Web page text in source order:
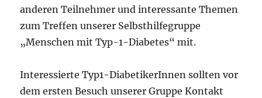
anderen Teilnehmer und interessante Themen
zum Treffen unserer Selbsthilfegruppe
„Menschen mit Typ-1-Diabetes“ mit.
Interessierte Typ1-DiabetikerInnen sollten vor
dem ersten Besuch unserer Gruppe Kontakt